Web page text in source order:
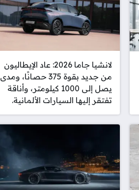
لانشيا جاما 2026: عاد الإيطاليون
من جديد بقوة 375 حصانًا، ومدى
يصل إلى 1000 كيلومتر، وأناقة
تفتقر إليها السيارات الألمانية.